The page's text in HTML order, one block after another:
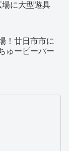
に大型遊具
！廿日市市に
ゅーピーパー